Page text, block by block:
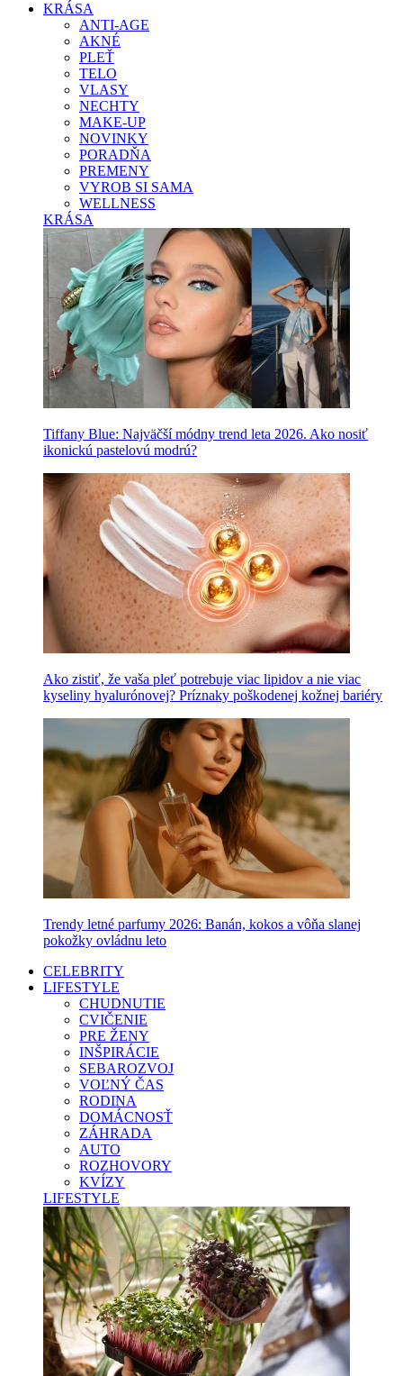
KRÁSA
ANTI-AGE
AKNÉ
PLEŤ
TELO
VLASY
NECHTY
MAKE-UP
NOVINKY
PORADŇA
PREMENY
VYROB SI SAMA
WELLNESS
KRÁSA
Tiffany Blue: Najväčší módny trend leta 2026. Ako nosiť
ikonickú pastelovú modrú?
Ako zistiť, že vaša pleť potrebuje viac lipidov a nie viac
kyseliny hyalurónovej? Príznaky poškodenej kožnej bariéry
Trendy letné parfumy 2026: Banán, kokos a vôňa slanej
pokožky ovládnu leto
CELEBRITY
LIFESTYLE
CHUDNUTIE
CVIČENIE
PRE ŽENY
INŠPIRÁCIE
SEBAROZVOJ
VOĽNÝ ČAS
RODINA
DOMÁCNOSŤ
ZÁHRADA
AUTO
ROZHOVORY
KVÍZY
LIFESTYLE